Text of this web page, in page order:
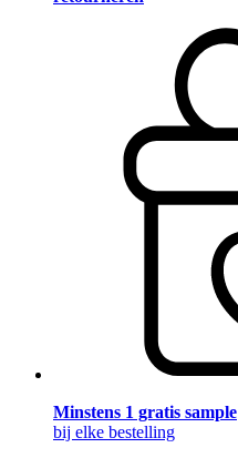
Minstens 1 gratis sample
bij elke bestelling